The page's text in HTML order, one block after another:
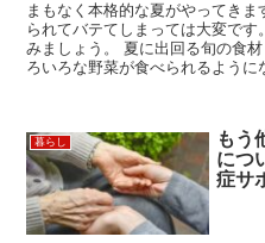
まもなく本格的な夏がやってき
られてバテてしまっては大変で
みましょう。 夏に出回る旬の食
ろいろな野菜が食べられるように
暮らし
もう
につ
症サ